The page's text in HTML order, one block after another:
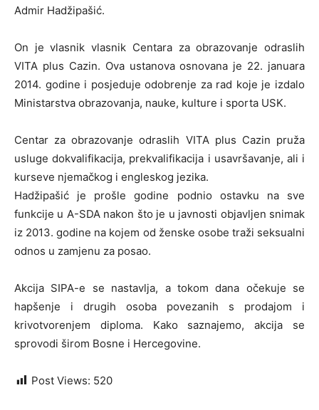
Admir Hadžipašić.
On je vlasnik vlasnik Centara za obrazovanje odraslih
VITA plus Cazin. Ova ustanova osnovana je 22. januara
2014. godine i posjeduje odobrenje za rad koje je izdalo
Ministarstva obrazovanja, nauke, kulture i sporta USK.
Centar za obrazovanje odraslih VITA plus Cazin pruža
usluge dokvalifikacija, prekvalifikacija i usavršavanje, ali i
kurseve njemačkog i engleskog jezika.
Hadžipašić je prošle godine podnio ostavku na sve
funkcije u A-SDA nakon što je u javnosti objavljen snimak
iz 2013. godine na kojem od ženske osobe traži seksualni
odnos u zamjenu za posao.
Akcija SIPA-e se nastavlja, a tokom dana očekuje se
hapšenje i drugih osoba povezanih s prodajom i
krivotvorenjem diploma. Kako saznajemo, akcija se
sprovodi širom Bosne i Hercegovine.
Post Views: 520